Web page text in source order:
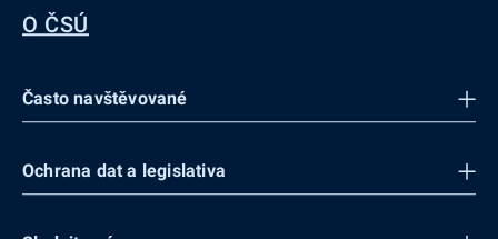
O ČSÚ
Často navštěvované
Ochrana dat a legislativa